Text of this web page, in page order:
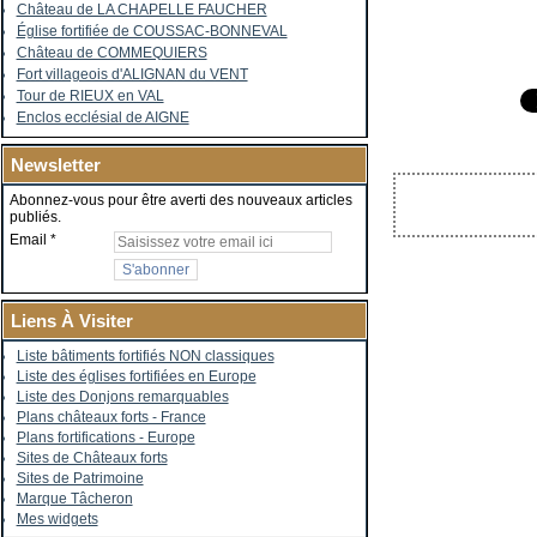
Château de LA CHAPELLE FAUCHER
Église fortifiée de COUSSAC-BONNEVAL
Château de COMMEQUIERS
Fort villageois d'ALIGNAN du VENT
Tour de RIEUX en VAL
Enclos ecclésial de AIGNE
Newsletter
Abonnez-vous pour être averti des nouveaux articles
publiés.
Email
Liens À Visiter
Liste bâtiments fortifiés NON classiques
Liste des églises fortifiées en Europe
Liste des Donjons remarquables
Plans châteaux forts - France
Plans fortifications - Europe
Sites de Châteaux forts
Sites de Patrimoine
Marque Tâcheron
Mes widgets